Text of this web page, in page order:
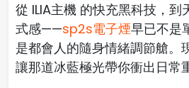
從 ILIA主機 的快充黑科技，
式感——sp2s電子煙早已不是
是都會人的隨身情緒調節艙。
讓那道冰藍極光帶你衝出日常